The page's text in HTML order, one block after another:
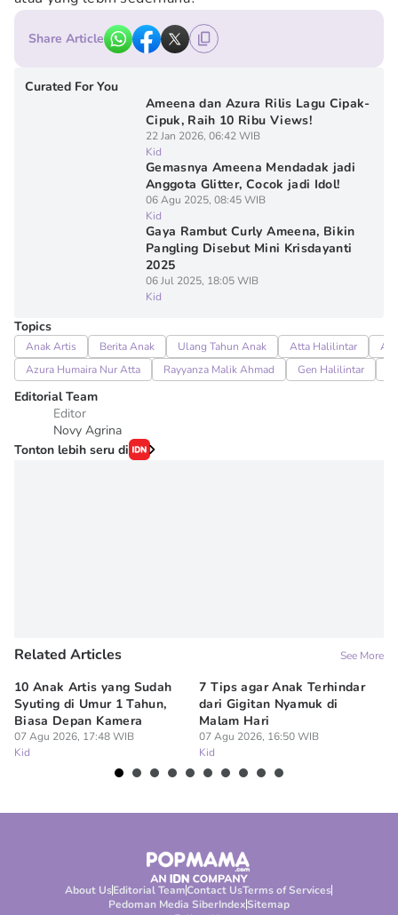
Share Article
Curated For You
Ameena dan Azura Rilis Lagu Cipak-
Cipuk, Raih 10 Ribu Views!
22 Jan 2026, 06:42 WIB
Kid
Gemasnya Ameena Mendadak jadi
Anggota Glitter, Cocok jadi Idol!
06 Agu 2025, 08:45 WIB
Kid
Gaya Rambut Curly Ameena, Bikin
Pangling Disebut Mini Krisdayanti
2025
06 Jul 2025, 18:05 WIB
Kid
Topics
Anak Artis Berita Anak Ulang Tahun Anak Atta Halilintar
Azura Humaira Nur Atta
Rayyanza Malik Ahmad Gen Halilintar
Editorial Team
Editor
Novy Agrina
Tonton lebih seru di
Related Articles See More
10 Anak Artis yang Sudah
Syuting di Umur 1 Tahun,
Biasa Depan Kamera
07 Agu 2026, 17:48 WIB
Kid
7 Tips agar Anak Terhindar
dari Gigitan Nyamuk di
Malam Hari
07 Agu 2026, 16:50 WIB
Kid
About UsEditorial TeamContact UsTerms of Services
Pedoman Media SiberIndexSitemap